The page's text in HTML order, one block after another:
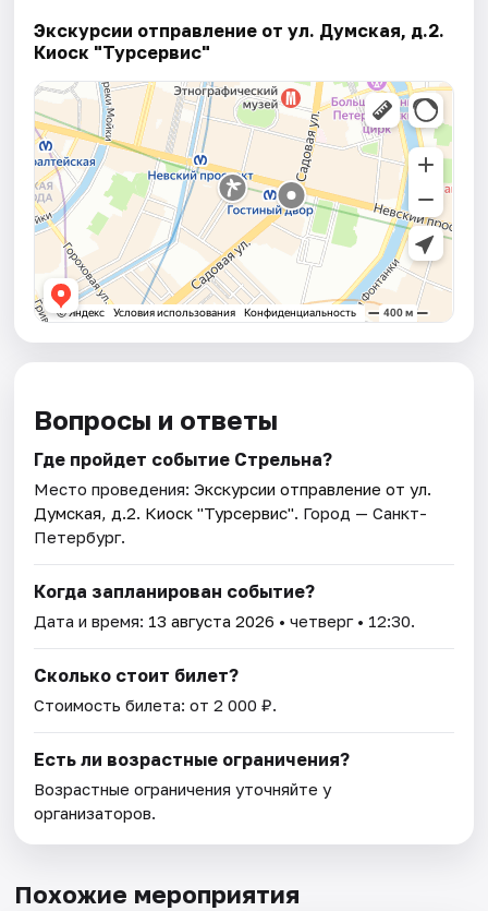
Экскурсии отправление от ул. Думская, д.2.
Киоск "Турсервис"
Вопросы и ответы
Где пройдет событие Стрельна?
Место проведения:Экскурсии отправление от ул.
Думская, д.2. Киоск "Турсервис". Город — Санкт-
Петербург.
Когда запланирован событие?
Дата и время: 13 августа 2026 • четверг • 12:30.
Сколько стоит билет?
Стоимость билета: от 2 000 ₽.
Есть ли возрастные ограничения?
Возрастные ограничения уточняйте у
организаторов.
Похожие мероприятия